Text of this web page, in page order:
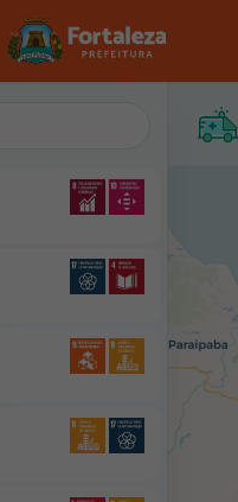
Social